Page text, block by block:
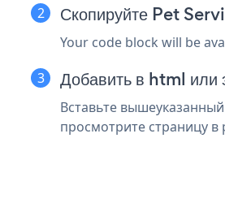
Скопируйте Pet
Your code block will be
Добавить в html
Вставьте
просмотрите страницу